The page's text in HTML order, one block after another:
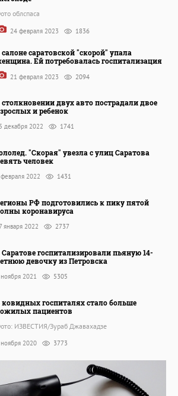
облспаса
24 февраля 2023 1836
салоне саратовской "скорой" упала
Ей потребовалась госпитализация
21 февраля 2023 2094
столкновении двух авто пострадали двое
и ребенок
декабря 2022 1741
"Скорая" увезла с улиц Саратова
человек
2022 1431
РФ подготовились к пику пятой
коронавируса
января 2022 2737
Саратове госпитализировали пьяную 14-
девочку из Петровска
2021 5305
ковидных госпиталях стало больше
пациентов
ИЗВЕСТИЯ/Зураб Джавахадзе
2020 3773